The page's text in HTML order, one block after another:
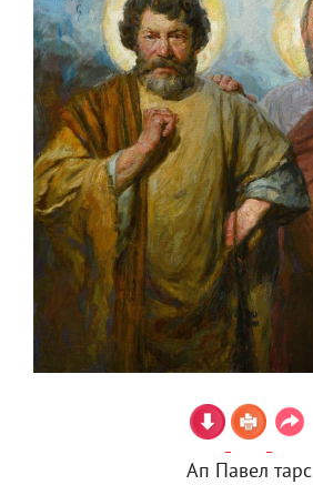
Ап Павел тарс